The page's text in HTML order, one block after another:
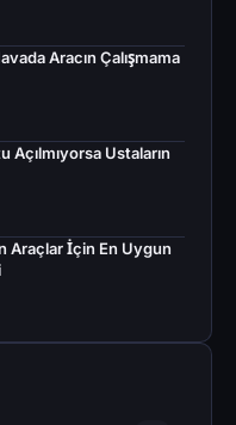
Aracın Çalışmama
Açılmıyorsa Ustaların
Araçlar İçin En Uygun